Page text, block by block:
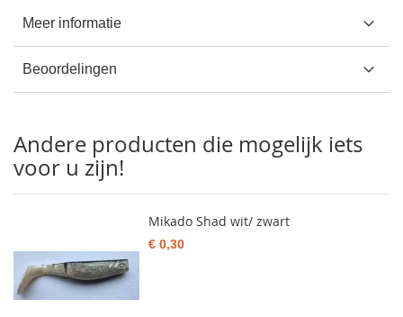
Meer informatie
Beoordelingen
Andere producten die mogelijk iets
voor u zijn!
Mikado Shad wit/ zwart
€ 0,30